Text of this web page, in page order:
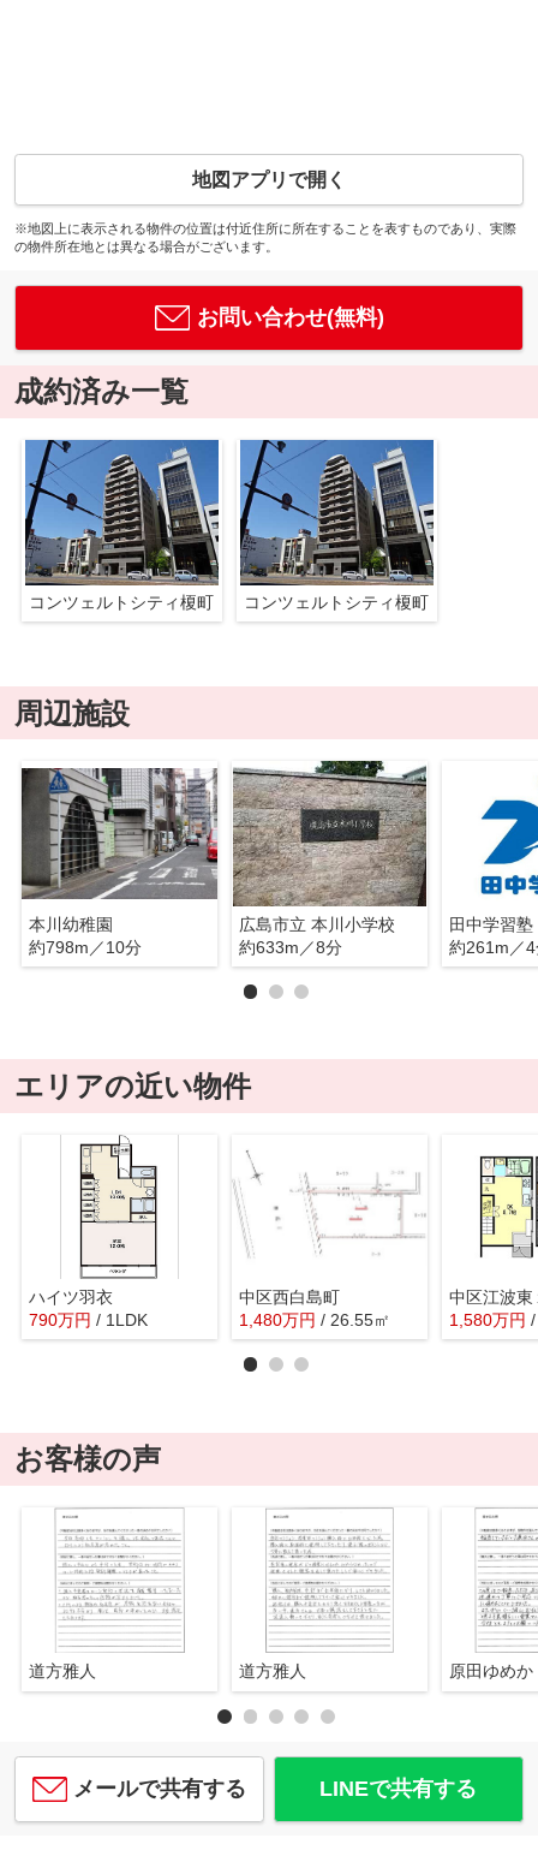
地図アプリで開く
※地図上に表示される物件の位置は付近住所に所在することを表すものであり、実際
の物件所在地とは異なる場合がございます。
お問い合わせ(無料)
成約済み一覧
コンツェルトシティ榎町 コンツェルトシティ榎町
周辺施設
本川幼稚園
約798m／10分
広島市立 本川小学校
約633m／8分
田中学習
約261m／
エリアの近い物件
ハイツ羽衣
790万円 / 1LDK
中区西白島町
1,480万円 / 26.55㎡
中区江波東
1,580万円
お客様の声
道方雅人 道方雅人 原田ゆめか
メールで共有する LINEで共有する